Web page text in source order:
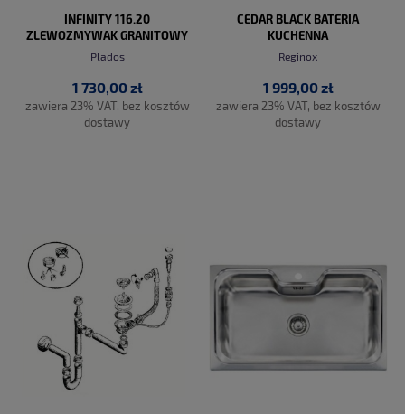
INFINITY 116.20
ZLEWOZMYWAK GRANITOWY
Plados
1 730,00 zł
zawiera 23% VAT, bez kosztów
dostawy
CEDAR BLACK BATERIA
KUCHENNA
Reginox
1 999,00 zł
zawiera 23% VAT, bez kosztów
dostawy